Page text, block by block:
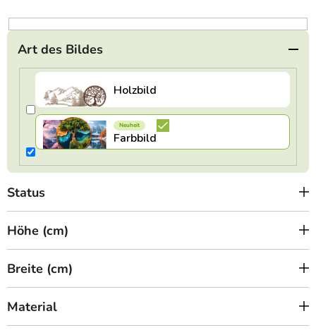
t
i
Art des Bildes
Status
Höhe (cm)
Breite (cm)
Material